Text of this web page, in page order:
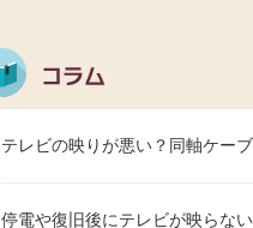
テレビの映りが悪い？同軸ケー
停電や復旧後にテレビが映らな